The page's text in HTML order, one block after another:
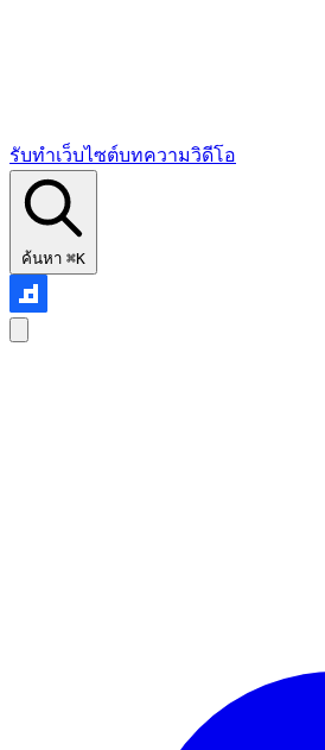
รับทำเว็บไซต์บทความวิดีโอ
ค้นหา ⌘K